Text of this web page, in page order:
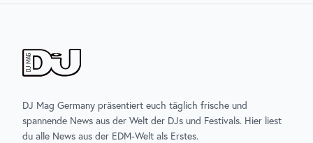
DJ Mag Germany präsentiert euch täglich frische und
spannende News aus der Welt der DJs und Festivals. Hier liest
du alle News aus der EDM-Welt als Erstes.